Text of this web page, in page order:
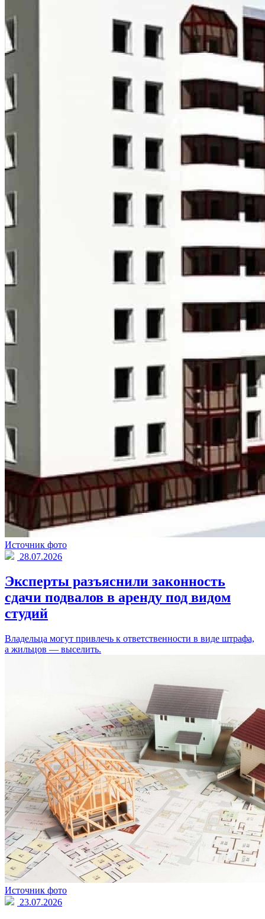
Источник фото
28.07.2026
Эксперты разъяснили законность
сдачи подвалов в аренду под видом
студий
Владельца могут привлечь к ответственности в виде штрафа,
а жильцов — выселить.
Источник фото
23.07.2026